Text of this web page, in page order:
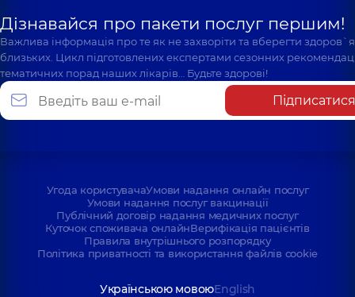
Дізнавайся про пакети послуг першим!
Важлива інформація про те як не захворіти та вберегти
близьких. Цикл підготовлених експертами сезонних
тематичних порад наших лікарів… Будьте здорові!
Підписатися
Угода користувачаУмови надання онлайн послуг
Умови надання послуг вакцинації
Публічний договір надання медичних послуг
Куточок споживача онлайнВерифікація пацієнтів
Правила внутрішнього розпорядку
Політика приватності та використання файлів cookie
Українською мовоюEnglish